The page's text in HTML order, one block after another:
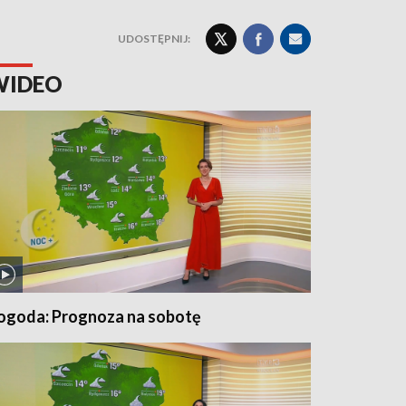
UDOSTĘPNIJ:
Prognoza na sobotę